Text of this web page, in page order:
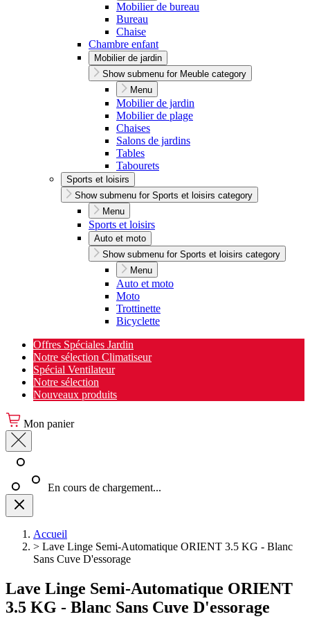
Mobilier de bureau
Bureau
Chaise
Chambre enfant
Mobilier de jardin
Show submenu for Meuble category
Menu
Mobilier de jardin
Mobilier de plage
Chaises
Salons de jardins
Tables
Tabourets
Sports et loisirs
Show submenu for Sports et loisirs category
Menu
Sports et loisirs
Auto et moto
Show submenu for Sports et loisirs category
Menu
Auto et moto
Moto
Trottinette
Bicyclette
Offres Spéciales Jardin
Notre sélection Climatiseur
Spécial Ventilateur
Notre sélection
Nouveaux produits
Mon panier
En cours de chargement...
Accueil
> Lave Linge Semi-Automatique ORIENT 3.5 KG - Blanc
Sans Cuve D'essorage
Lave Linge Semi-Automatique ORIENT
3.5 KG - Blanc Sans Cuve D'essorage